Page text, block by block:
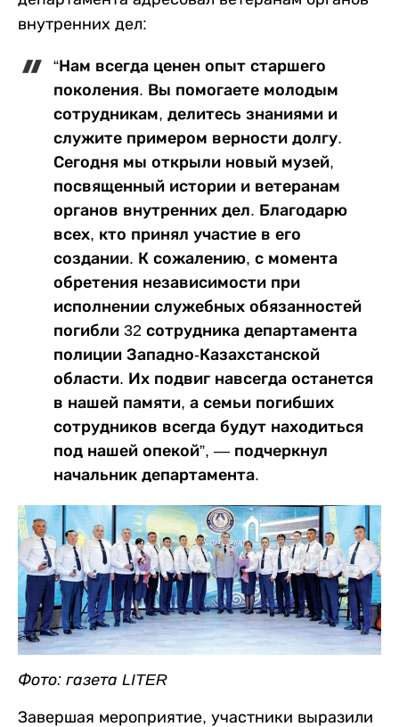
внутренних дел:
“Нам всегда ценен опыт старшего
поколения. Вы помогаете молодым
сотрудникам, делитесь знаниями и
служите примером верности долгу.
Сегодня мы открыли новый музей,
посвященный истории и ветеранам
органов внутренних дел. Благодарю
всех, кто принял участие в его
создании. К сожалению, с момента
обретения независимости при
исполнении служебных обязанностей
погибли 32 сотрудника департамента
полиции Западно-Казахстанской
области. Их подвиг навсегда останется
в нашей памяти, а семьи погибших
сотрудников всегда будут находиться
под нашей опекой”, — подчеркнул
начальник департамента.
Фото: газета LITER
Завершая мероприятие, участники выразили